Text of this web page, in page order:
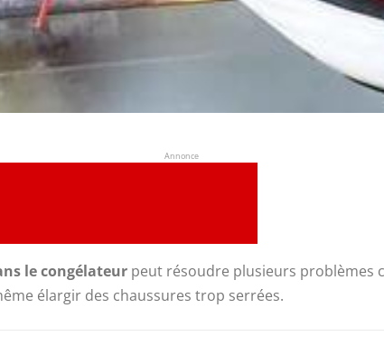
Annonce
le congélateur peut résoudre plusieurs problèmes
élargir des chaussures trop serrées.